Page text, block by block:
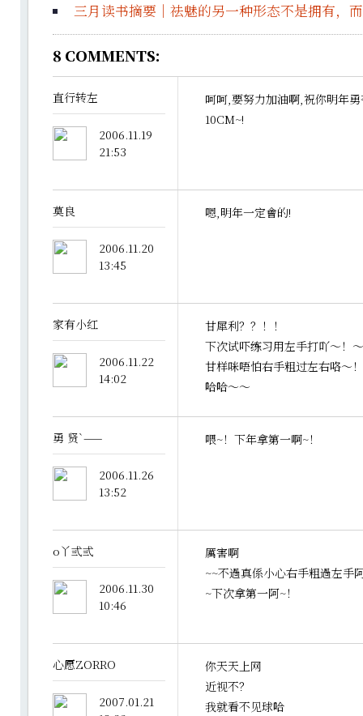
三月读书摘要｜祛魅的另一种形态不是拥有，
8 COMMENTS:
呵呵,要努力加油啊,祝你明年
10CM~!
直行转左
2006.11.19
21:53
嗯,明年一定會的!
莫良
2006.11.20
13:45
甘犀利？？！！
下次试吓练习用左手打吖～！
甘样咪唔怕右手粗过左右咯～
哈哈～～
家有小红
2006.11.22
14:02
喂~！下年拿第一啊~！
勇 贤`——
2006.11.26
13:52
厲害啊
~~不過真係小心右手粗過左手
~下次拿第一阿~！
o丫弎弎
2006.11.30
10:46
你天天上网
近视不？
我就看不见球哈
心愿ZORRO
2007.01.21